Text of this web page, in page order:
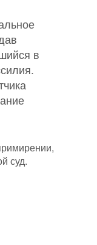
в
суд.